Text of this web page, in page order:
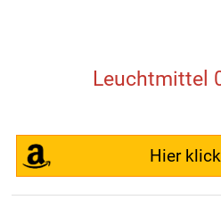
Leuchtmittel
Hier